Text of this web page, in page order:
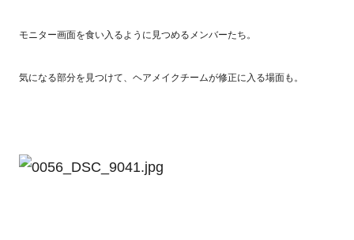
モニター画面を食い入るように見つめるメンバーたち。
気になる部分を見つけて、ヘアメイクチームが修正に入る場面も。